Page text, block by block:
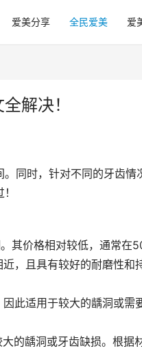
爱美分享 全民爱美 爱
解决！
同时，针对不同的牙齿情
其价格相对较低，通常在
，且具有较好的耐磨性和
此适用于较大的龋洞或需
的龋洞或牙齿缺损。根据